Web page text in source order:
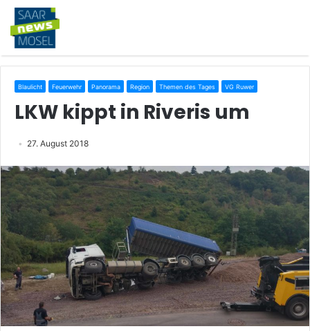
Blaulicht Feuerwehr Panorama Region Themen des Tages VG Ruwer
LKW kippt in Riveris um
27. August 2018